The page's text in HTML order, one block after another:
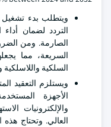
التردد لضمان أداء
الصارمة. ومن
السريعة، مما
السلكية
ويستلزم التعقيد
الأجهزة
والإلكترونيات
العالي. وتحتاج